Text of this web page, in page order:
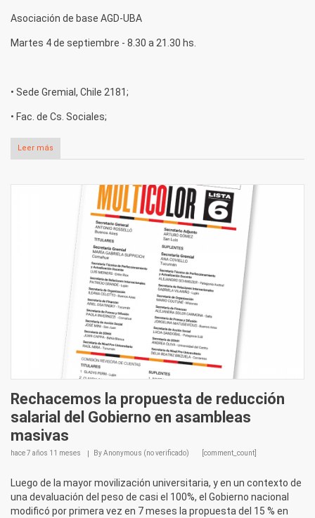
Asociación de base AGD-UBA
Martes 4 de septiembre - 8.30 a 21.30 hs.
• Sede Gremial, Chile 2181;
• Fac. de Cs. Sociales;
Leer más
Rechacemos la propuesta de reducción
salarial del Gobierno en asambleas
masivas
hace7 años 11 meses ByAnonymous (no verificado) [comment_count]
Luego de la mayor movilización universitaria, y en un contexto de
una devaluación del peso de casi el 100%, el Gobierno nacional
modificó por primera vez en 7 meses la propuesta del 15 % en